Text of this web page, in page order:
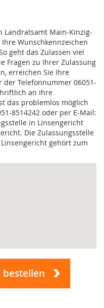
Landratsamt Main-Kinzig-
Wunschkennzeichen
geht das Zulassen viel
Fragen zu Ihrer Zulassung
erreichen Sie Ihre
Telefonnummer 06051-
an Ihre
das problemlos möglich
8514242 oder per E-Mail:
in Linsengericht
Die Zulassungsstelle
gehört zum
bestellen